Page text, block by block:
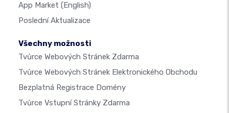
App Market (English)
Poslední Aktualizace
Všechny možnosti
Tvůrce Webových Stránek Zdarma
Tvůrce Webových Stránek Elektronického Obchodu
Bezplatná Registrace Domény
Tvůrce Vstupní Stránky Zdarma